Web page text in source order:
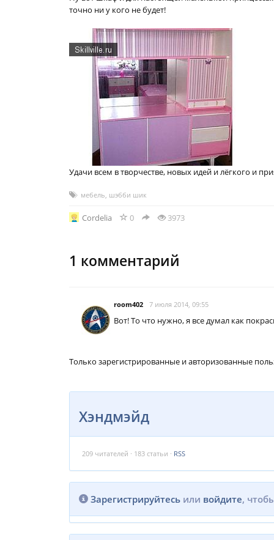
точно ни у кого не будет!
Удачи всем в творчестве, новых идей и лёгкого и
мебель, шэбби шик
Cordelia 0 3973
1 комментарий
room402 7 июля 2014, 09:55
Вот! То что нужно, я все думал как
Только зарегистрированные и авторизованные
Хэндмэйд
209 читателей · 183 статьи · RSS
Зарегистрируйтесь или войдите,